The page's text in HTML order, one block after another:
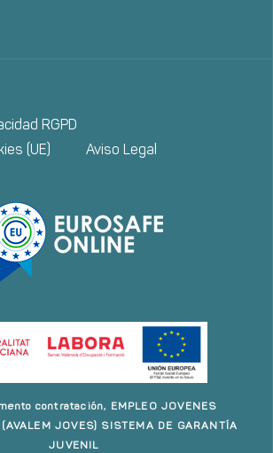
RGPD
(UE)
Aviso Legal
contratación, EMPLEO JOVENES
JOVES) SISTEMA DE GARANTÍA
JUVENIL